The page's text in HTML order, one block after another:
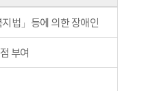
지법」등에 의한 장애인
부여